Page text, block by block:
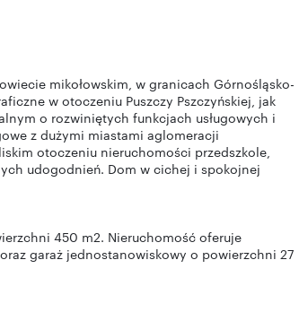
mikołowskim, w granicach Górnośląsko-
w otoczeniu Puszczy Pszczyńskiej, jak
o rozwiniętych funkcjach usługowych i
z dużymi miastami aglomeracji
otoczeniu nieruchomości przedszkole,
udogodnień. Dom w cichej i spokojnej
450 m2. Nieruchomość oferuje
garaż jednostanowiskowy o powierzchni 27